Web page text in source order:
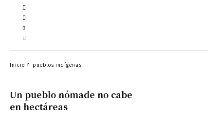
Un pueblo nómade no cabe
en hectáreas
Inicio pueblos indígenas